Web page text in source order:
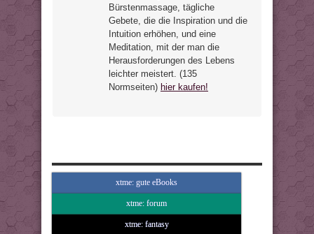
Bürstenmassage, tägliche
Gebete, die die Inspiration und die
Intuition erhöhen, und eine
Meditation, mit der man die
Herausforderungen des Lebens
leichter meistert. (135
Normseiten) hier kaufen!
xtme: gute eBooks
xtme: forum
xtme: fantasy